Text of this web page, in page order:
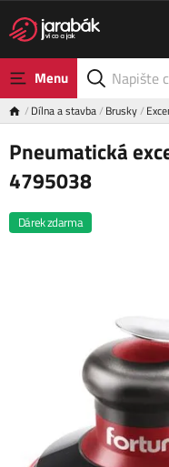
Menu
Dílna a stavba Brusky
Pneumatická
4795038
Dárek zdarma